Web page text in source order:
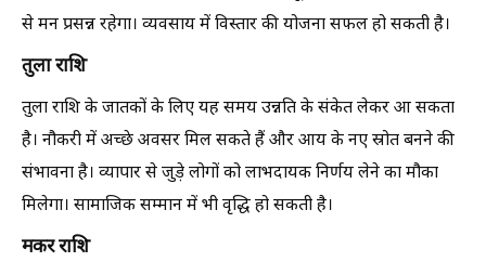
से मन प्रसन्न रहेगा। व्यवसाय में विस्तार की योजना सफल हो सकती है।
तुला राशि
तुला राशि के जातकों के लिए यह समय उन्नति के संकेत लेकर आ सकता
है। नौकरी में अच्छे अवसर मिल सकते हैं और आय के नए स्रोत बनने की
संभावना है। व्यापार से जुड़े लोगों को लाभदायक निर्णय लेने का मौका
मिलेगा। सामाजिक सम्मान में भी वृद्धि हो सकती है।
मकर राशि